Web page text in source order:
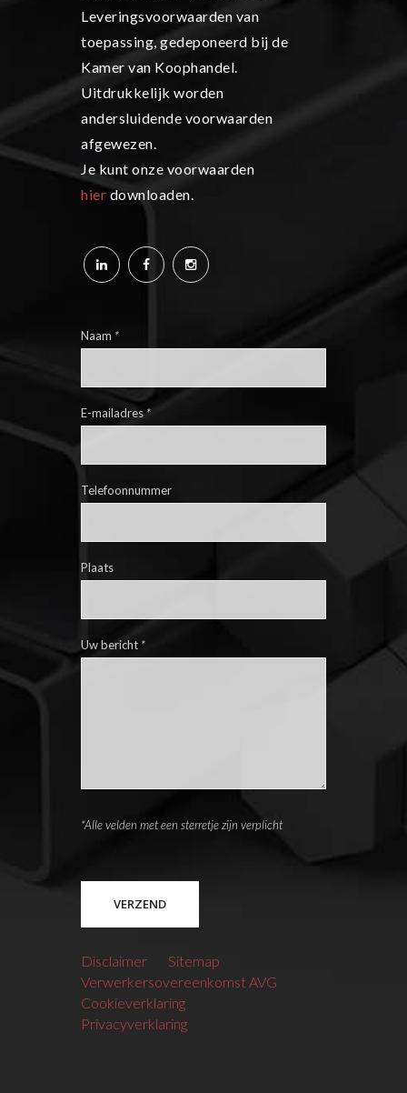
Leveringsvoorwaarden van
toepassing, gedeponeerd bij de
Kamer van Koophandel.
Uitdrukkelijk worden
andersluidende voorwaarden
afgewezen.
Je kunt onze voorwaarden
hier downloaden.
Naam *
E-mailadres *
Telefoonnummer
Plaats
Uw bericht *
*Alle velden met een sterretje zijn verplicht
Disclaimer
Sitemap
Verwerkersovereenkomst AVG
Cookieverklaring
Privacyverklaring